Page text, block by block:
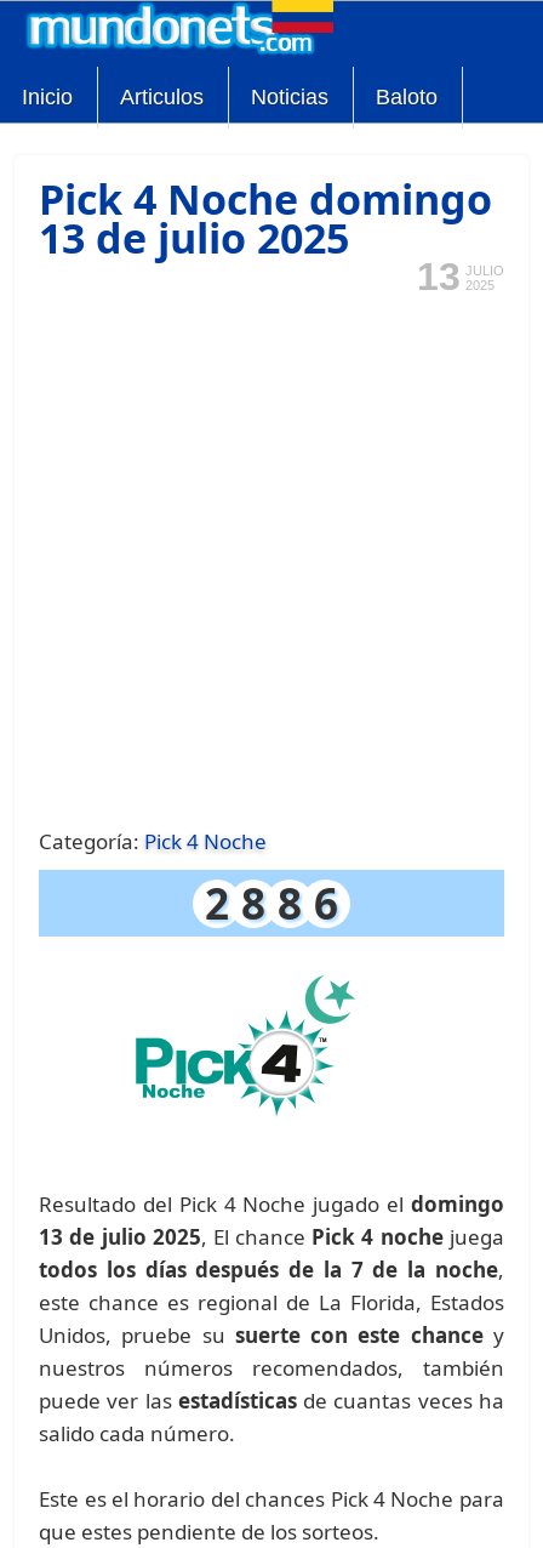
Inicio Articulos Noticias Baloto
Pick 4 Noche domingo
13 de julio 2025
13 JULIO
2025
Categoría: Pick 4 Noche
2 8 8 6
Resultado del Pick 4 Noche jugado el domingo
13 de julio 2025, El chance Pick 4 noche juega
todos los días después de la 7 de la noche,
este chance es regional de La Florida, Estados
Unidos, pruebe su suerte con este chancey
nuestros números recomendados, también
puede ver las estadísticas de cuantas veces ha
salido cada número.
Este es el horario del chances Pick 4 Noche para
que estes pendiente de los sorteos.